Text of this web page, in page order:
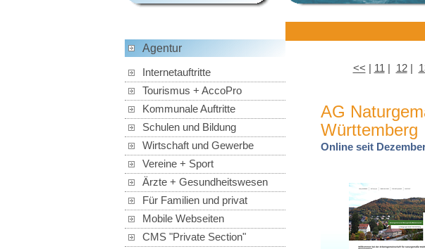
Agentur
Internetauftritte
Tourismus + AccoPro
Kommunale Auftritte
Schulen und Bildung
Wirtschaft und Gewerbe
Vereine + Sport
Ärzte + Gesundheitswesen
Für Familien und privat
Mobile Webseiten
CMS "Private Section"
<< 11 12|
AG
Württemberg
Online seit